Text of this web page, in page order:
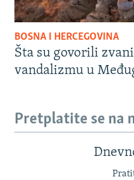
BOSNA I HERCEGOVINA
Šta su govorili
vandalizmu u
Pretplatite se na